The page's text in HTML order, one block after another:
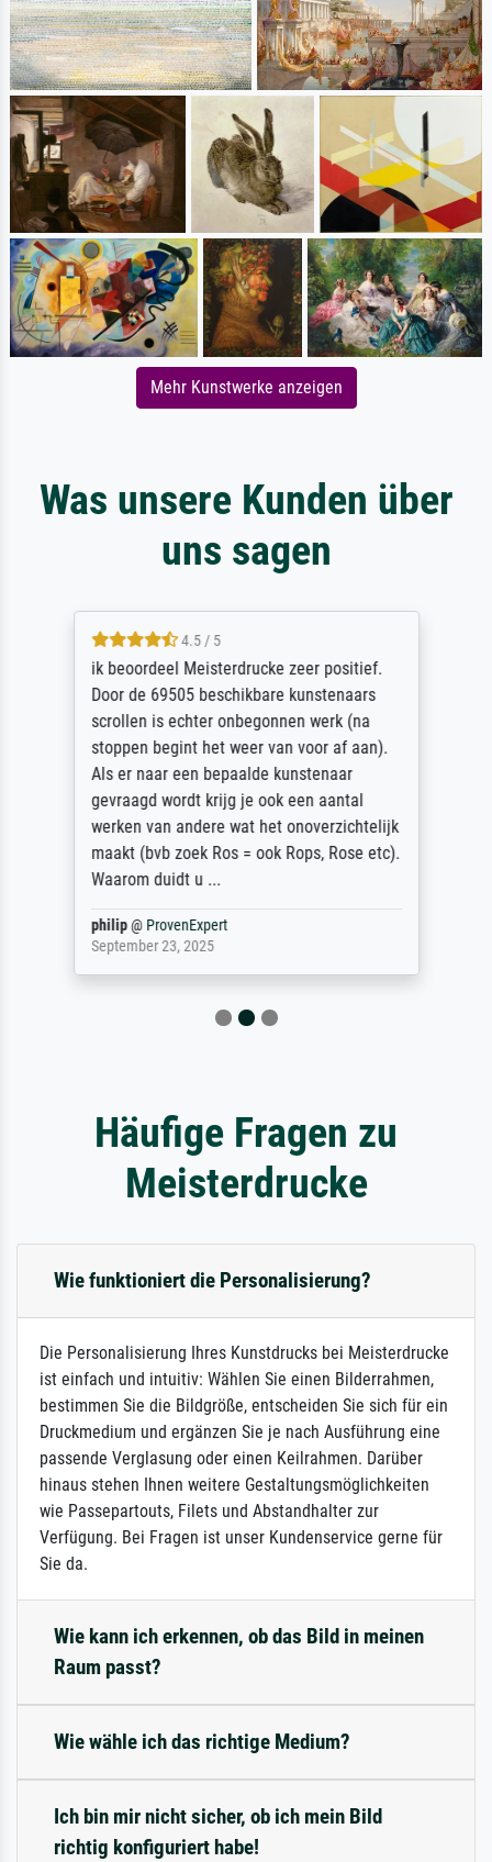
Mehr Kunstwerke anzeigen
Was unsere Kunden über
uns sagen
4.5 / 5
ik beoordeel Meisterdrucke zeer positief.
Door de 69505 beschikbare kunstenaars
scrollen is echter onbegonnen werk (na
stoppen begint het weer van voor af aan).
Als er naar een bepaalde kunstenaar
gevraagd wordt krijg je ook een aantal
werken van andere wat het onoverzichtelijk
maakt (bvb zoek Ros = ook Rops, Rose etc).
Waarom duidt u ...
philip@ ProvenExpert
September 23, 2025
Häufige Fragen zu
Meisterdrucke
Wie funktioniert die Personalisierung?
Die Personalisierung Ihres Kunstdrucks bei Meisterdrucke
ist einfach und intuitiv: Wählen Sie einen Bilderrahmen,
bestimmen Sie die Bildgröße, entscheiden Sie sich für ein
Druckmedium und ergänzen Sie je nach Ausführung eine
passende Verglasung oder einen Keilrahmen. Darüber
hinaus stehen Ihnen weitere Gestaltungsmöglichkeiten
wie Passepartouts, Filets und Abstandhalter zur
Verfügung. Bei Fragen ist unser Kundenservice gerne für
Sie da.
Wie kann ich erkennen, ob das Bild in meinen
Raum passt?
Wie wähle ich das richtige Medium?
Ich bin mir nicht sicher, ob ich mein Bild
richtig konfiguriert habe!